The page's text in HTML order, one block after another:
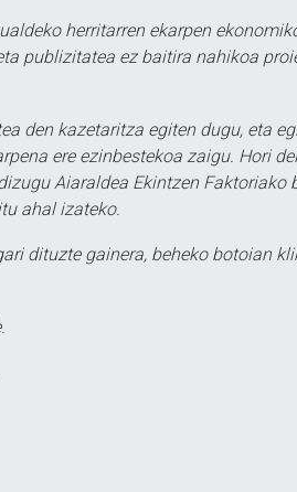
herritarren ekarpen
publizitatea ez baitira nahikoa
den kazetaritza egiten dugu, eta
ere ezinbestekoa zaigu. Hori
Aiaraldea Ekintzen Faktoriako
ahal izateko.
dituzte gainera, beheko botoian